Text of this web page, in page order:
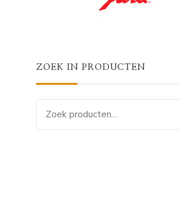
ZOEK IN PRODUCTEN